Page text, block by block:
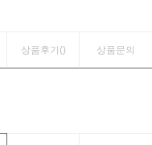
상품후기() 상품문의